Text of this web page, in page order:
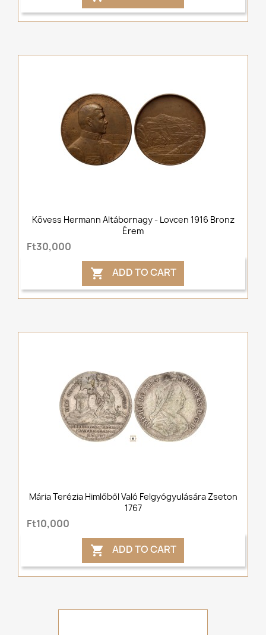
Kövess Hermann Altábornagy - Lovcen 1916 Bronz
Érem
Ft30,000
 ADD TO CART
Mária Terézia Himlőből Való Felgyógyulására Zseton
1767
Ft10,000
 ADD TO CART